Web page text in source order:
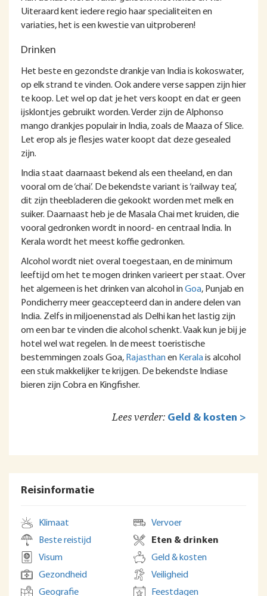
Uiteraard kent iedere regio haar specialiteiten en
variaties, het is een kwestie van uitproberen!
Drinken
Het beste en gezondste drankje van India is kokoswater,
op elk strand te vinden. Ook andere verse sappen zijn hier
te koop. Let wel op dat je het vers koopt en dat er geen
ijsklontjes gebruikt worden. Verder zijn de Alphonso
mango drankjes populair in India, zoals de Maaza of Slice.
Let erop als je flesjes water koopt dat deze gesealed
zijn.
India staat daarnaast bekend als een theeland, en dan
vooral om de ‘chai’. De bekendste variant is ‘railway tea’,
dit zijn theebladeren die gekookt worden met melk en
suiker. Daarnaast heb je de Masala Chai met kruiden, die
vooral gedronken wordt in noord- en centraal India. In
Kerala wordt het meest koffie gedronken.
Alcohol wordt niet overal toegestaan, en de minimum
leeftijd om het te mogen drinken varieert per staat. Over
het algemeen is het drinken van alcohol inGoa, Punjab en
Pondicherry meer geaccepteerd dan in andere delen van
India. Zelfs in miljoenenstad als Delhi kan het lastig zijn
om een bar te vinden die alcohol schenkt. Vaak kun je bij je
hotel wel wat regelen. In de meest toeristische
bestemmingen zoals Goa, Rajasthanen Keralais alcohol
een stuk makkelijker te krijgen. De bekendste Indiase
bieren zijn Cobra en Kingfisher.
Lees verder: Geld & kosten >
Reisinformatie
Klimaat
Beste reistijd
Visum
Gezondheid
Geografie
Vervoer
Eten & drinken
Geld & kosten
Veiligheid
Feestdagen